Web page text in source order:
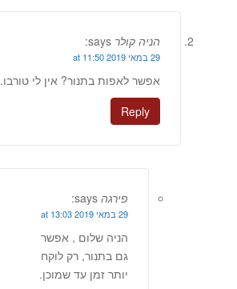
הניה קולר says:
29 במאי 2019 at 11:50
אפשר לאפות בתנור? אין לי טורבו.
Reply
פירגה says:
29 במאי 2019 at 13:03
הניה שלום , אפשר
גם בתנור, רק לוקח
יותר זמן עד שמוכן.